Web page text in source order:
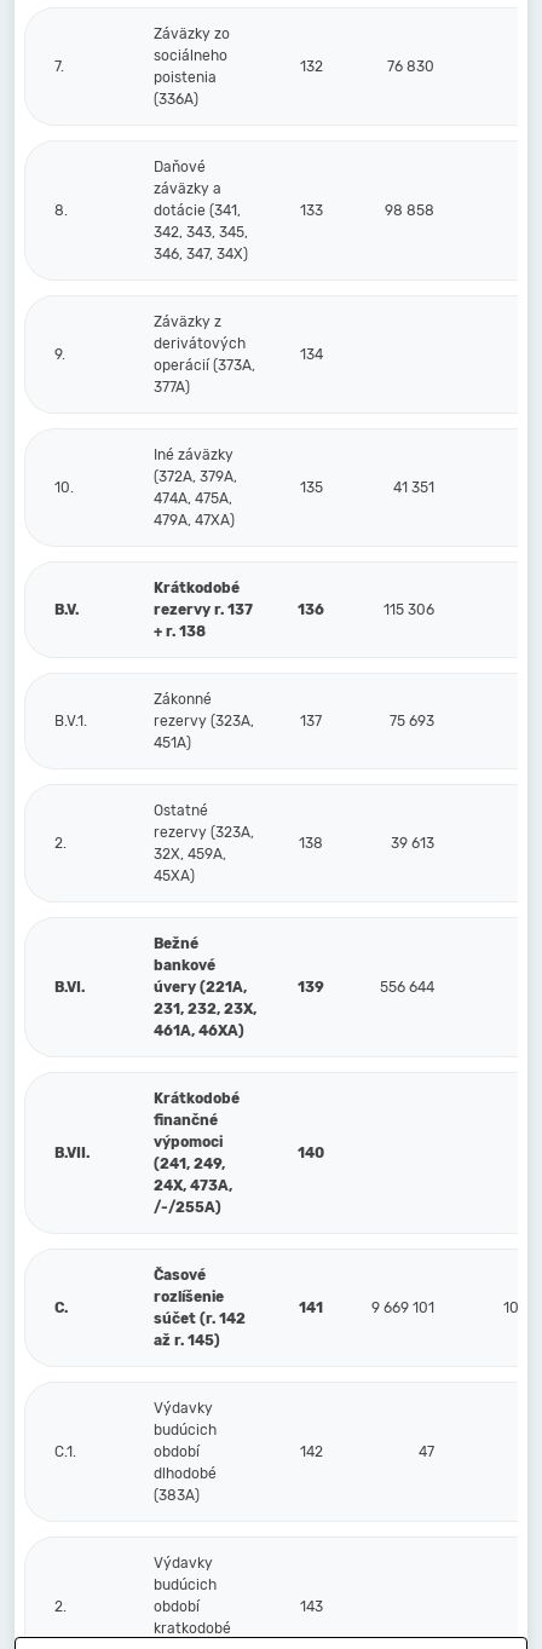
7.
Záväzky zo
sociálneho
poistenia
(336A)
132 76 830
8.
Daňové
záväzky a
dotácie (341,
342, 343, 345,
346, 347, 34X)
133 98 858
9.
Záväzky z
derivátových
operácií (373A,
377A)
134
10.
Iné záväzky
(372A, 379A,
474A, 475A,
479A, 47XA)
135 41 351
B.V.
Krátkodobé
rezervy r. 137
+ r. 138
136 115 306
B.V.1.
Zákonné
rezervy (323A,
451A)
137 75 693
2.
Ostatné
rezervy (323A,
32X, 459A,
45XA)
138 39 613
B.VI.
Bežné
bankové
úvery (221A,
231, 232, 23X,
461A, 46XA)
139 556 644
B.VII.
Krátkodobé
finančné
výpomoci
(241, 249,
24X, 473A,
/-/255A)
140
C.
Časové
rozlíšenie
súčet (r. 142
až r. 145)
141 9 669 101 10
C.1.
Výdavky
budúcich
období
dlhodobé
(383A)
142 47
2.
Výdavky
budúcich
období
kratkodobé
143